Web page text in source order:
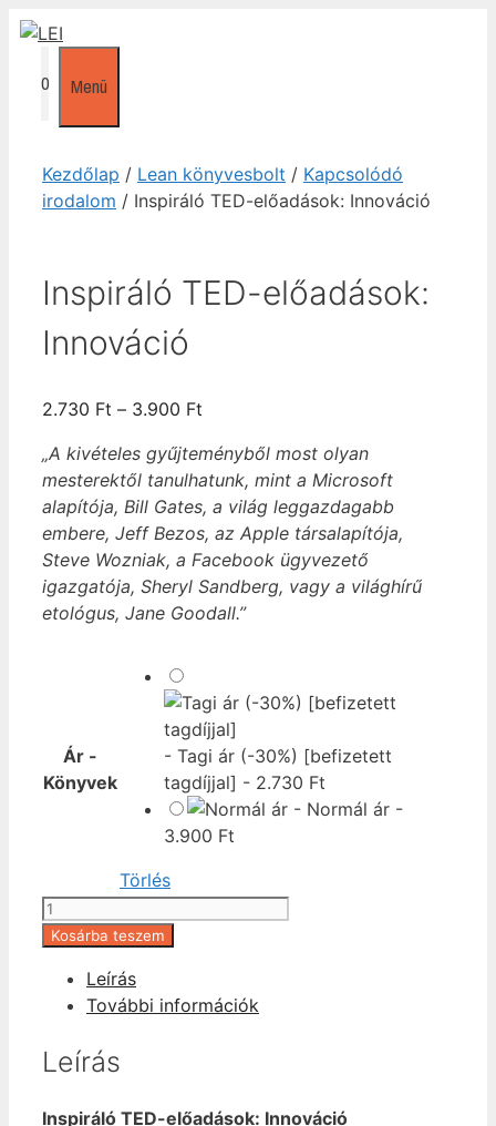
Kilépés
tartalomba
0 Menü
Kezdőlap / Lean könyvesbolt / Kapcsolódó
irodalom / Inspiráló TED-előadások: Innováció
Inspiráló TED-előadások:
Innováció
2.730 Ft – 3.900 Ft
-
3.900 Ft
„A kivételes gyűjteményből most olyan
mesterektől tanulhatunk, mint a Microsoft
alapítója, Bill Gates, a világ leggazdagabb
embere, Jeff Bezos, az Apple társalapítója,
Steve Wozniak, a Facebook ügyvezető
igazgatója, Sheryl Sandberg, vagy a világhírű
etológus, Jane Goodall.”
Ár -
Könyvek
- Tagi ár (-30%) [befizetett
tagdíjjal] - 2.730 Ft
- Normál ár -
3.900 Ft
Törlés
Inspiráló
TED-
Innováció
mennyiség
Kosárba teszem
Leírás
További információk
Leírás
Inspiráló TED-előadások: Innováció